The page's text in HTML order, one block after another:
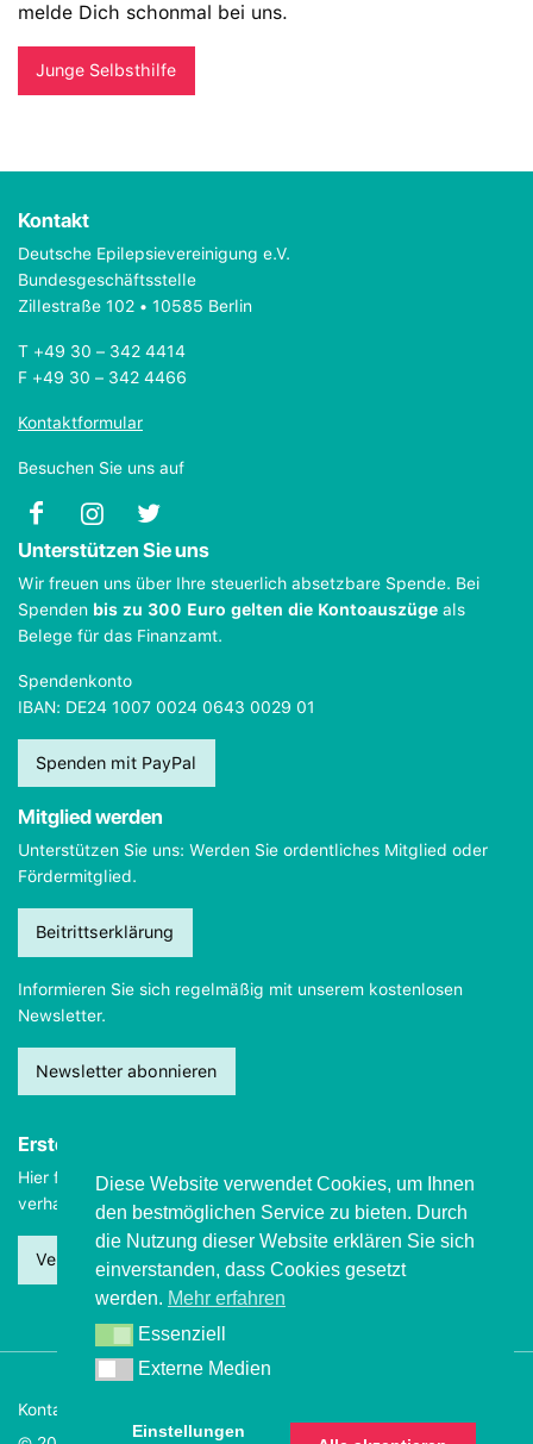
melde Dich schonmal bei uns.
Junge Selbsthilfe
Kontakt
Deutsche Epilepsievereinigung e.V.
Bundesgeschäftsstelle
Zillestraße 102 • 10585 Berlin
T +49 30 – 342 4414
F +49 30 – 342 4466
Kontaktformular
Besuchen Sie uns auf
Unterstützen Sie uns
Wir freuen uns über Ihre steuerlich absetzbare Spende. Bei
Spenden bis zu 300 Euro gelten die Kontoauszüge als
Belege für das Finanzamt.
Spendenkonto
IBAN: DE24 1007 0024 0643 0029 01
Spenden mit PayPal
Mitglied werden
Unterstützen Sie uns: Werden Sie ordentliches Mitglied oder
Fördermitglied.
Beitrittserklärung
Informieren Sie sich regelmäßig mit unserem kostenlosen
Newsletter.
Newsletter abonnieren
Erste Hilfe
Hier finden Sie wichtige Informationen, wie Sie sichim Notfall
verhalten sollten.
Verhalten beim Grand mal
Kontakt
Diese Website verwendet Cookies, um Ihnen
den bestmöglichen Service zu bieten. Durch
die Nutzung dieser Website erklären Sie sich
einverstanden, dass Cookies gesetzt
werden. Mehr erfahren
EssenziellEssenziell
Externe Medien
Externe Medien
Einstellungen